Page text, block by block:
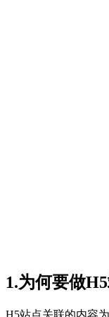
1.为何要做
H5站点关联的内容